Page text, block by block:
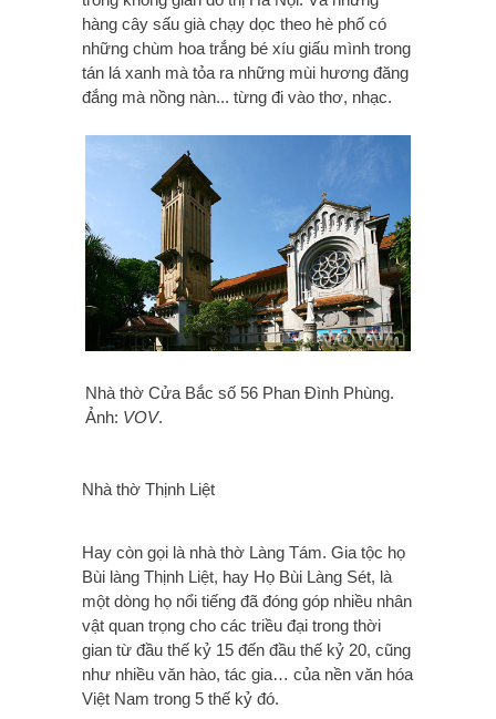
hàng cây sấu già chạy dọc theo hè phố có
những chùm hoa trắng bé xíu giấu mình trong
tán lá xanh mà tỏa ra những mùi hương đăng
đắng mà nồng nàn... từng đi vào thơ, nhạc.
Nhà thờ Cửa Bắc số 56 Phan Ðình Phùng.
Ảnh: VOV.
Nhà thờ Thịnh Liệt
Hay còn gọi là nhà thờ Làng Tám. Gia tộc họ
Bùi làng Thịnh Liệt, hay Họ Bùi Làng Sét, là
một dòng họ nổi tiếng đã đóng góp nhiều nhân
vật quan trọng cho các triều đại trong thời
gian từ đầu thế kỷ 15 đến đầu thế kỷ 20, cũng
như nhiều văn hào, tác gia… của nền văn hóa
Việt Nam trong 5 thế kỷ đó.